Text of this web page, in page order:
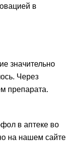
в
значительно
Через
препарата.
в аптеке во
на нашем сайте